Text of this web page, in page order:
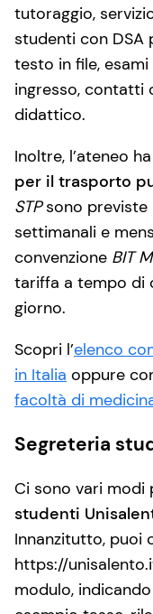
tutoraggio,
studenti con DSA
testo in file,
ingresso, contatti
didattico.
Inoltre, l’ateneo
per il trasporto
STPsono previste
settimanali e
convenzione BIT
tariffa a tempo di
giorno.
Scopri l’elenco
in Italia oppure
facoltà di
Segreteria
Ci sono vari
studenti
Innanzitutto, puoi
https://
modulo,